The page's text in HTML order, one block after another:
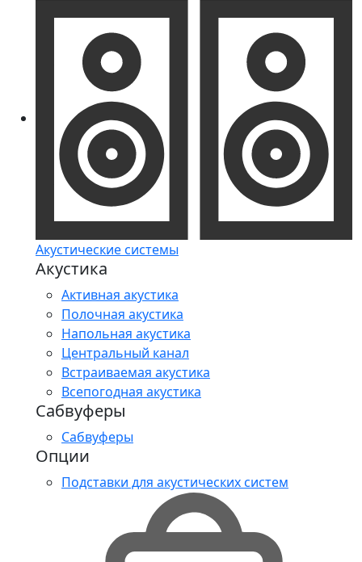
Акустические системы
Акустика
Активная акустика
Полочная акустика
Напольная акустика
Центральный канал
Встраиваемая акустика
Всепогодная акустика
Сабвуферы
Сабвуферы
Опции
Подставки для акустических систем